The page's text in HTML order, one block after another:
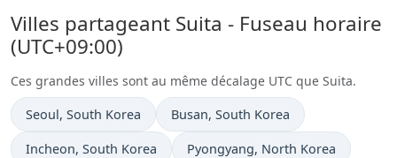
Villes partageant Suita - Fuseau horaire
(UTC+09:00)
Ces grandes villes sont au même décalage UTC que Suita.
Heure actuelle à
Seoul, South Korea Heure actuelle à
Busan, South Korea
Heure actuelle à
Incheon, South Korea Heure actuelle à
Pyongyang, North Korea